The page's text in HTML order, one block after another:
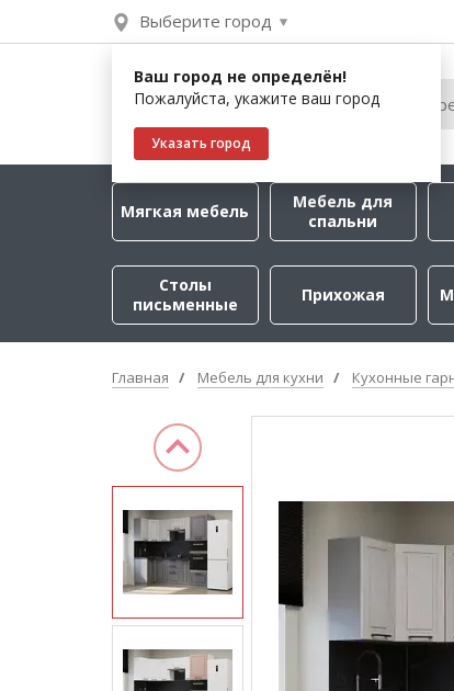
Выберите город
Ваш город не определён!
Пожалуйста, укажите ваш город
Указать город
Мягкая мебель
Мебель для
спальни
Столы
письменные
Прихожая
Главная Мебель для кухни Кухонные